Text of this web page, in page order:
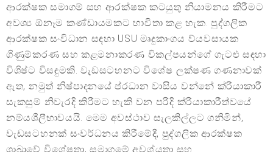
ආරක්ෂක සමාගම් සහ ආරක්ෂක කටයුතු නියාමනය කිරීමට
අවශ්‍ය ඕනෑම කණ්ඩායමකට භාවිතා කළ හැක. පුද්ගලික
ආරක්ෂක සංවිධාන සඳහා USU මෘදුකාංගය ව්යවසායක
ගිණුම්කරණ සහ කළමනාකරණ විකල්පයන්ගේ ගැටළු සඳහා
විශිෂ්ට විසඳුමකි. වැඩසටහනට විශේෂ ලක්ෂණ ගණනාවක්
ඇත, නමුත් නිෂ්පාදනයේ ප්රධාන වාසිය වන්නේ ක්රියාකාරී
සැකසුම් නිවැරදි කිරීමට හැකි වන පරිදි ක්රියාකාරීත්වයේ
නම්යශීලීභාවයයි. මෙම අවස්ථාව සැලකිල්ලට ගනිමින්,
වැඩසටහනක් සංවර්ධනය කිරීමේදී, පුද්ගලික ආරක්ෂක
ශාඛාවේ විශේෂතා, සමාගමේ අවශ්යතා සහ